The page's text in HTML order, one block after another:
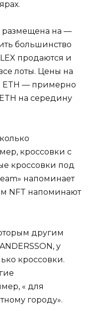
размещена на —
большинство
продаются и
лоты. Цены на
ETH — примерно
на середину
кроссовки с
кроссовки под
напоминает
NFT напоминают
другим
у
кроссовки.
« для
городу».